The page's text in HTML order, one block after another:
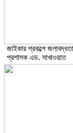
জাইকার প্রকল্পে
প্রশাসক এড. সাখাওয়াত